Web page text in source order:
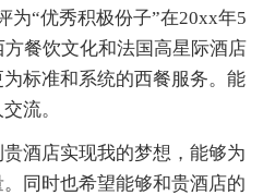
为“优秀积极份子”在20xx年5
餐饮文化和法国高星际酒店
标准和系统的西餐服务。能
流。
酒店实现我的梦想，能够为
同时也希望能够和贵酒店的